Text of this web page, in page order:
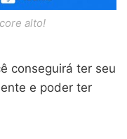
alto!
conseguirá ter seu
e poder ter